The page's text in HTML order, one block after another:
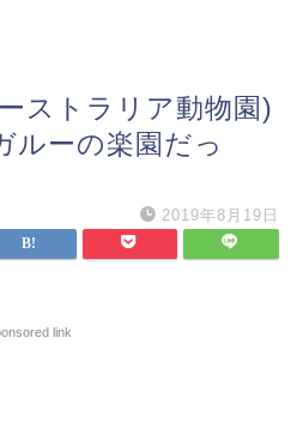
ストラリア動物園)
ルーの楽園だっ
2019年8月19日
link